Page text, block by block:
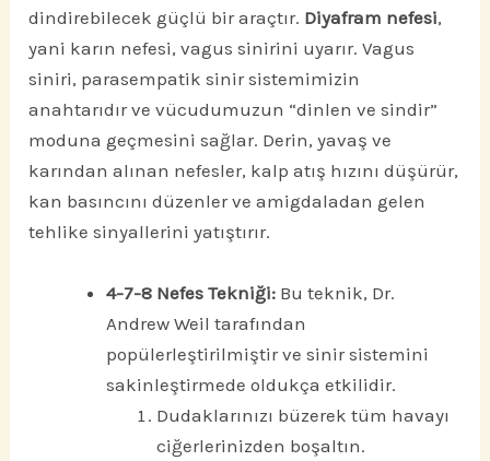
dindirebilecek güçlü bir araçtır. Diyafram nefesi,
yani karın nefesi, vagus sinirini uyarır. Vagus
siniri, parasempatik sinir sistemimizin
anahtarıdır ve vücudumuzun “dinlen ve sindir”
moduna geçmesini sağlar. Derin, yavaş ve
karından alınan nefesler, kalp atış hızını düşürür,
kan basıncını düzenler ve amigdaladan gelen
tehlike sinyallerini yatıştırır.
4-7-8 Nefes Tekniği: Bu teknik, Dr.
Andrew Weil tarafından
popülerleştirilmiştir ve sinir sistemini
sakinleştirmede oldukça etkilidir.
Dudaklarınızı büzerek tüm havayı
ciğerlerinizden boşaltın.